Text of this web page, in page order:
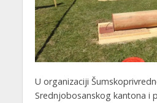
U organizaciji
Srednjobosanskog kantona i